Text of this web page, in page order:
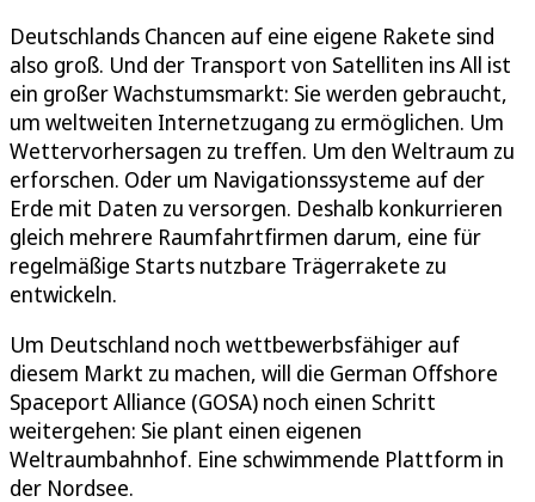
Deutschlands Chancen auf eine eigene Rakete sind
also groß. Und der Transport von Satelliten ins All ist
ein großer Wachstumsmarkt: Sie werden gebraucht,
um weltweiten Internetzugang zu ermöglichen. Um
Wettervorhersagen zu treffen. Um den Weltraum zu
erforschen. Oder um Navigationssysteme auf der
Erde mit Daten zu versorgen. Deshalb konkurrieren
gleich mehrere Raumfahrtfirmen darum, eine für
regelmäßige Starts nutzbare Trägerrakete zu
entwickeln.
Um Deutschland noch wettbewerbsfähiger auf
diesem Markt zu machen, will die German Offshore
Spaceport Alliance (GOSA) noch einen Schritt
weitergehen: Sie plant einen eigenen
Weltraumbahnhof. Eine schwimmende Plattform in
der Nordsee.